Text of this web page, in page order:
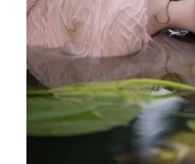
WN
TAPANULI
SELATAN
WN